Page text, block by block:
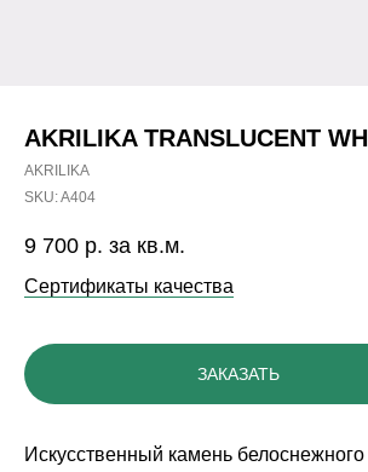
AKRILIKA TRANSLUCENT
AKRILIKA
SKU:A404
9 700 р. за кв.м.
Сертификаты качества
ЗАКАЗАТЬ
Искусственный камень